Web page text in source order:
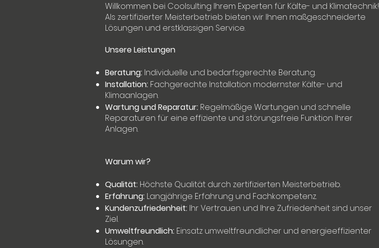
Willkommen bei Coolsulting Ihrem Experten für Kälte- und Klimatechnik!
Als zertifizierter Meisterbetrieb bieten wir Ihnen maßgeschneiderte
Lösungen und erstklassigen Service.
Unsere Leistungen
Beratung: Individuelle und bedarfsgerechte Beratung.
Installation: Fachgerechte Installation modernster Kälte- und
Klimaanlagen.
Wartung und Reparatur: Regelmäßige Wartungen und schnelle
Reparaturen für eine effiziente und störungsfreie Funktion Ihrer
Anlagen.
Warum wir?
Qualität: Höchste Qualität durch zertifizierten Meisterbetrieb.
Erfahrung: Langjährige Erfahrung und Fachkompetenz.
Kundenzufriedenheit: Ihr Vertrauen und Ihre Zufriedenheit sind unser
Ziel.
Umweltfreundlich: Einsatz umweltfreundlicher und energieeffizienter
Lösungen.